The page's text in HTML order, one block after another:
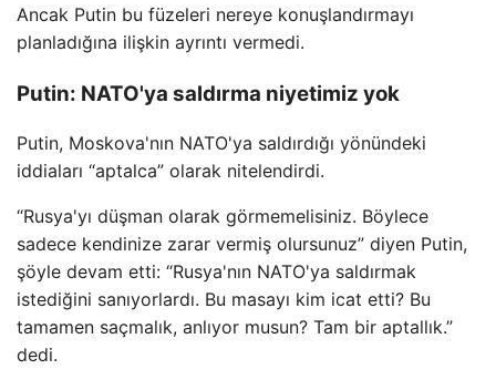
Ancak Putin bu füzeleri nereye konuşlandırmayı
planladığına ilişkin ayrıntı vermedi.
Putin: NATO'ya saldırma niyetimiz yok
Putin, Moskova'nın NATO'ya saldırdığı yönündeki
iddiaları “aptalca” olarak nitelendirdi.
“Rusya'yı düşman olarak görmemelisiniz. Böylece
sadece kendinize zarar vermiş olursunuz” diyen Putin,
şöyle devam etti: “Rusya'nın NATO'ya saldırmak
istediğini sanıyorlardı. Bu masayı kim icat etti? Bu
tamamen saçmalık, anlıyor musun? Tam bir aptallık.”
dedi.